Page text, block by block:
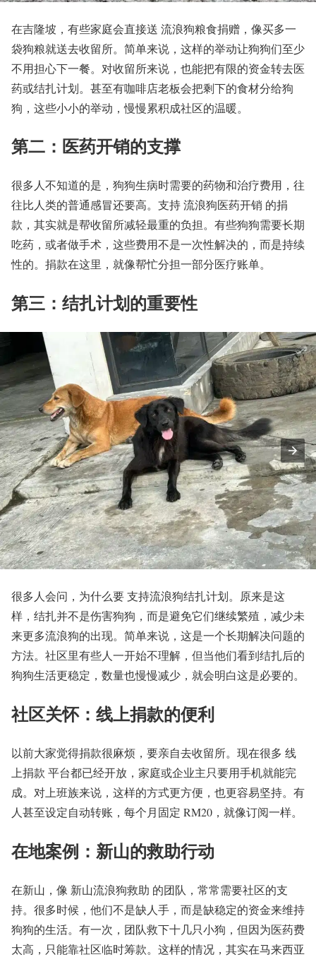
在吉隆坡，有些家庭会直接送 流浪狗粮食捐赠，像买多一
袋狗粮就送去收留所。简单来说，这样的举动让狗狗们至少
不用担心下一餐。对收留所来说，也能把有限的资金转去医
药或结扎计划。甚至有咖啡店老板会把剩下的食材分给狗
狗，这些小小的举动，慢慢累积成社区的温暖。
第二：医药开销的支撑
很多人不知道的是，狗狗生病时需要的药物和治疗费用，往
往比人类的普通感冒还要高。支持 流浪狗医药开销 的捐
款，其实就是帮收留所减轻最重的负担。有些狗狗需要长期
吃药，或者做手术，这些费用不是一次性解决的，而是持续
性的。捐款在这里，就像帮忙分担一部分医疗账单。
第三：结扎计划的重要性
很多人会问，为什么要 支持流浪狗结扎计划。原来是这
样，结扎并不是伤害狗狗，而是避免它们继续繁殖，减少未
来更多流浪狗的出现。简单来说，这是一个长期解决问题的
方法。社区里有些人一开始不理解，但当他们看到结扎后的
狗狗生活更稳定，数量也慢慢减少，就会明白这是必要的。
社区关怀：线上捐款的便利
以前大家觉得捐款很麻烦，要亲自去收留所。现在很多 线
上捐款 平台都已经开放，家庭或企业主只要用手机就能完
成。对上班族来说，这样的方式更方便，也更容易坚持。有
人甚至设定自动转账，每个月固定 RM20，就像订阅一样。
在地案例：新山的救助行动
在新山，像 新山流浪狗救助 的团队，常常需要社区的支
持。很多时候，他们不是缺人手，而是缺稳定的资金来维持
狗狗的生活。有一次，团队救下十几只小狗，但因为医药费
太高，只能靠社区临时筹款。这样的情况，其实在马来西亚